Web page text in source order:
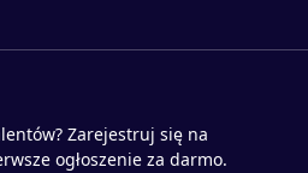
Zarejestruj się na
ogłoszenie za darmo.